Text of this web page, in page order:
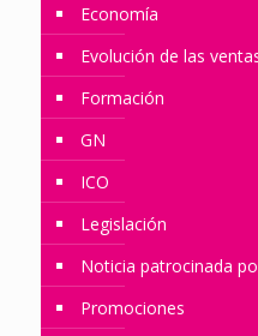
Economía
Evolución de las
Formación
GN
ICO
Legislación
Noticia patrocinada
Promociones